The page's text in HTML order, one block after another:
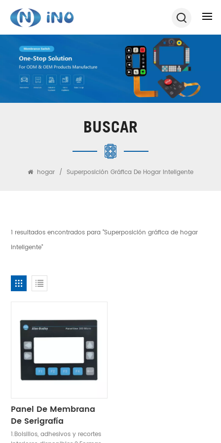
BUSCAR
hogar / Superposición Gráfica De Hogar Inteligente
1 resultados encontrados para "Superposición gráfica de hogar
inteligente"
Panel De Membrana
De Serigrafía
1.Bolsillos, adhesivos y recortes